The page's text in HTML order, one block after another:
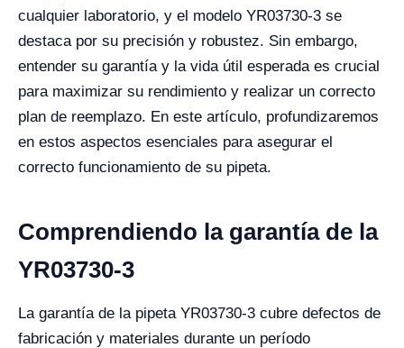
cualquier laboratorio, y el modelo YR03730-3 se
destaca por su precisión y robustez. Sin embargo,
entender su garantía y la vida útil esperada es crucial
para maximizar su rendimiento y realizar un correcto
plan de reemplazo. En este artículo, profundizaremos
en estos aspectos esenciales para asegurar el
correcto funcionamiento de su pipeta.
Comprendiendo la garantía de la
YR03730-3
La garantía de la pipeta YR03730-3 cubre defectos de
fabricación y materiales durante un período